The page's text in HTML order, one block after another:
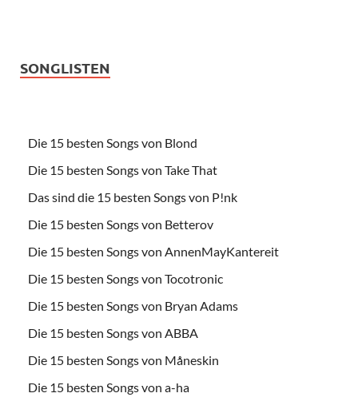
SONGLISTEN
Die 15 besten Songs von Blond
Die 15 besten Songs von Take That
Das sind die 15 besten Songs von P!nk
Die 15 besten Songs von Betterov
Die 15 besten Songs von AnnenMayKantereit
Die 15 besten Songs von Tocotronic
Die 15 besten Songs von Bryan Adams
Die 15 besten Songs von ABBA
Die 15 besten Songs von Måneskin
Die 15 besten Songs von a-ha